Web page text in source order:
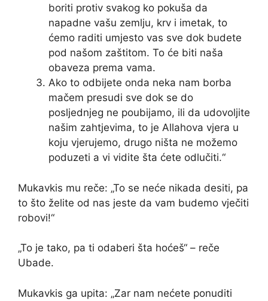
boriti protiv svakog ko pokuša da
napadne vašu zemlju, krv i imetak, to
ćemo raditi umjesto vas sve dok budete
pod našom zaštitom. To će biti naša
obaveza prema vama.
Ako to odbijete onda neka nam borba
mačem presudi sve dok se do
posljednjeg ne poubijamo, ili da udovoljite
našim zahtjevima, to je Allahova vjera u
koju vjerujemo, drugo ništa ne možemo
poduzeti a vi vidite šta ćete odlučiti.“
Mukavkis mu reče: „To se neće nikada desiti, pa
to što želite od nas jeste da vam budemo vječiti
robovi!“
„To je tako, pa ti odaberi šta hoćeš“ – reče
Ubade.
Mukavkis ga upita: „Zar nam nećete ponuditi